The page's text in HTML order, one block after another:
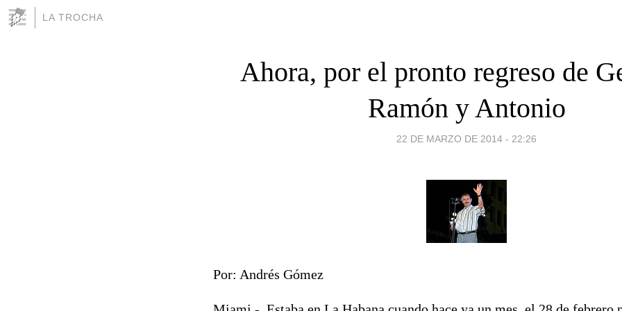
LA TROCHA
Ahora, por el pronto regreso de
Ramón y Antonio
22 DE MARZO DE 2014 - 22:26
Por: Andrés Gómez